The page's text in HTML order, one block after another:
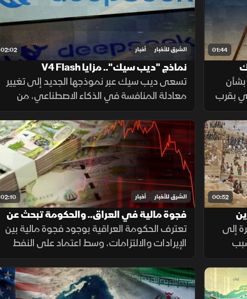
01:44
بقرب
02:02 الشرق للأخبار أخبار
نماذج "ديب سيك".. مزايا V4 Flash
تسعى ديب سيك عبر نموذجها الجديد إلى تغيير
معادلة المنافسة في الذكاء الاصطناعي، من
خلال خفض تكلفة الاستخدام مع الحفاظ على
أداء مرتفع، في محاولة لجعل التقنية أكثر انتشارا.
00:52
إلى
02:10 الشرق للأخبار أخبار
فجوة مالية في العراق.. والحكومة تبحث عن
حلول لضمان الرواتب
تعترف الحكومة العراقية بوجود فجوة مالية بين
الإيرادات والالتزامات، وسط اعتماد على النفط
لتمويل الإنفاق العام، فيما يحذر خبراء من
تداعيات تأخير الرواتب على الاقتصاد والأسواق.